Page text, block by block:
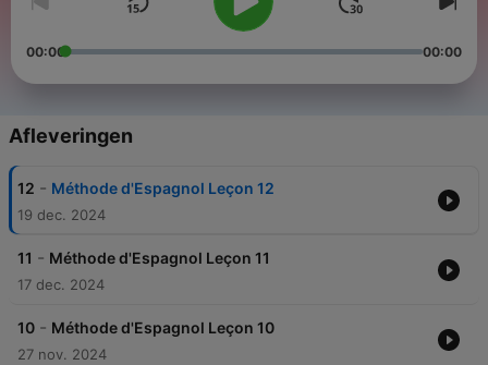
00:00 00:00
Afleveringen
12 - Méthode d'Espagnol Leçon 12
19 dec. 2024
11 - Méthode d'Espagnol Leçon 11
17 dec. 2024
10 - Méthode d'Espagnol Leçon 10
27 nov. 2024